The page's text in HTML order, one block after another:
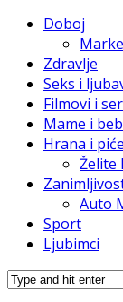
Doboj
Zdravlje
Seks i
Filmovi i
Mame i
Hrana i piće
Želite
Auto
Sport
Ljubimci